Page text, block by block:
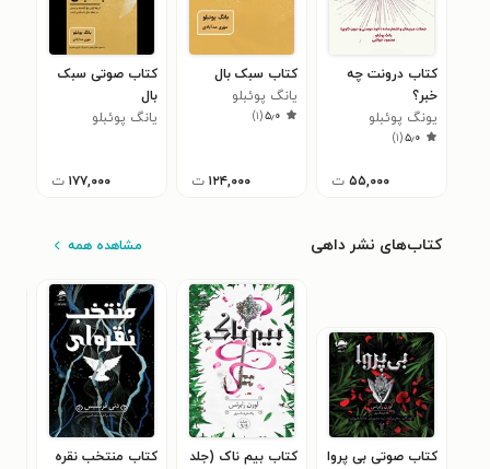
کتاب درونت چه
خبر؟
یونگ پوئبلو
۵٫۰(۱)
۵۵,۰۰۰ ت
کتاب سبک بال
یانگ پوئبلو
۵٫۰(۱)
۱۲۴,۰۰۰ ت
کتاب صوتی سبک
بال
یانگ پوئبلو
۱۷۷,۰۰۰ ت
کتاب‌های نشر داهی مشاهده همه
کتاب صوتی بی‌ پروا
کتاب بیم ناک (جلد
کتاب منتخب نقره